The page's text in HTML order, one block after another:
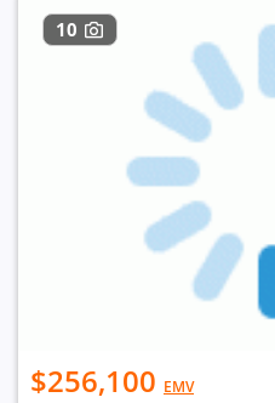
10
$256,100 EMV